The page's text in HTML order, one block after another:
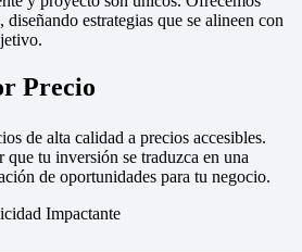
diseñando estrategias que se alineen con
Precio
de alta calidad a precios accesibles.
que tu inversión se traduzca en una
de oportunidades para tu negocio.
Impactante